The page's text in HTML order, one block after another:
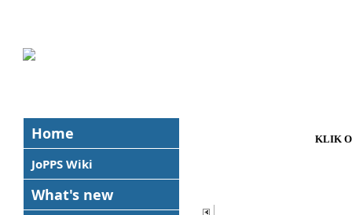
Home
JoPPS Wiki
What's new
KLIK